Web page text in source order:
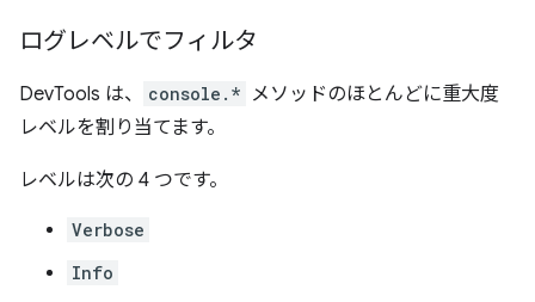
ログレベルでフィルタ
DevTools は、 console.* メソッドのほとんどに重大度
レベルを割り当てます。
レベルは次の 4 つです。
Verbose
Info